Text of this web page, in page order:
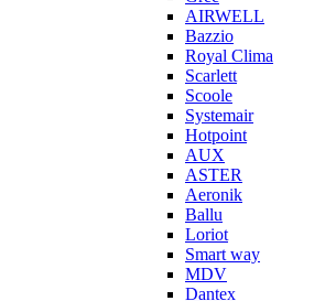
AIRWELL
Bazzio
Royal Clima
Scarlett
Scoole
Systemair
Hotpoint
AUX
ASTER
Aeronik
Ballu
Loriot
Smart way
MDV
Dantex